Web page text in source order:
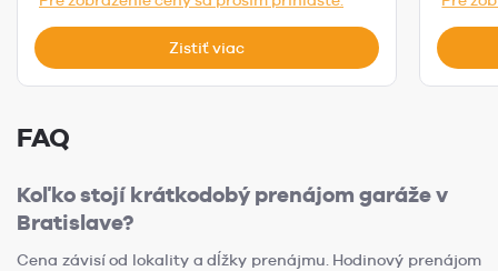
Zistiť viac
FAQ
Koľko stojí krátkodobý prenájom garáže v
Bratislave?
Cena závisí od lokality a dĺžky prenájmu. Hodinový prenájom